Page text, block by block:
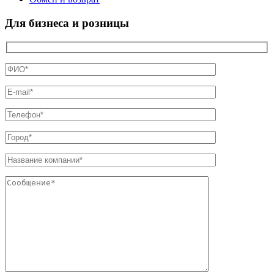
Для бизнеса и розницы